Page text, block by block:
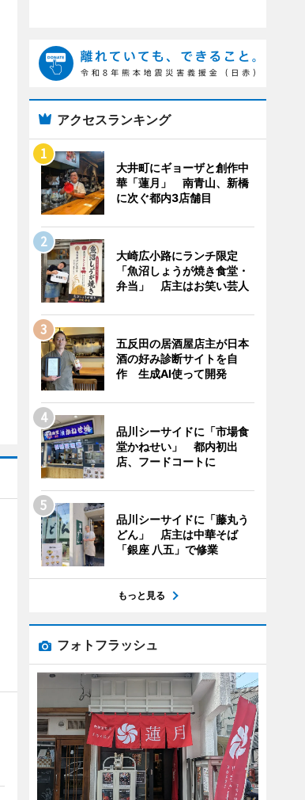
アクセスランキング
大井町にギョーザと創作中
華「蓮月」 南青山、新橋
に次ぐ都内3店舗目
大崎広小路にランチ限定
「魚沼しょうが焼き食堂・
弁当」 店主はお笑い芸人
五反田の居酒屋店主が日本
酒の好み診断サイトを自
作 生成AI使って開発
品川シーサイドに「市場食
堂かねせい」 都内初出
店、フードコートに
品川シーサイドに「藤丸う
どん」 店主は中華そば
「銀座 八五」で修業
もっと見る
フォトフラッシュ